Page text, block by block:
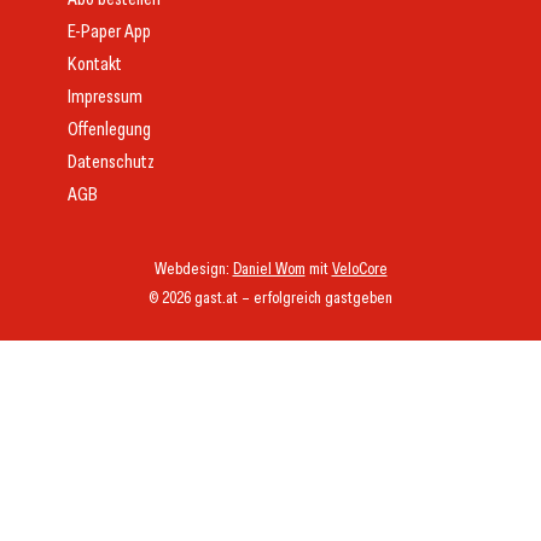
© 2026 gast.at – erfolgreich gastgeben
Webdesign: Daniel Wom mitVeloCore
E-Paper App
Kontakt
Impressum
Offenlegung
Datenschutz
AGB